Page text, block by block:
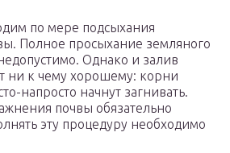
по мере подсыхания
Полное просыхание земляного
Однако и залив
ни к чему хорошему: корни
напросто начнут загнивать.
почвы обязательно
эту процедуру необходимо